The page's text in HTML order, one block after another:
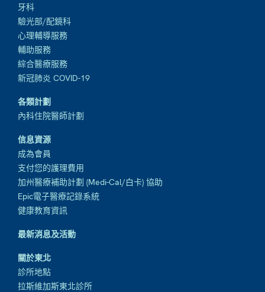
牙科
驗光部/配鏡科
心理輔導服務
輔助服務
綜合醫療服務
新冠肺炎 COVID-19
各類計劃
內科住院醫師計劃
信息資源
成為會員
支付您的護理費用
加州醫療補助計劃 (Medi-Cal/白卡) 協助
Epic電子醫療記錄系統
健康教育資訊
最新消息及活動
關於東北
診所地點
拉斯維加斯東北診所